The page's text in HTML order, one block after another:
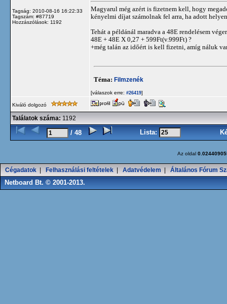
Tagság: 2010-08-16 16:22:33
Tagszám: #87719
Hozzászólások: 1192
Magyarul még azért is fizetnem kell, hogy
kényelmi díjat számolnak fel arra, ha adott
Tehát a példánál maradva a 48E rendelésem
48E + 48E X 0,27 + 599Ft(v.999Ft) ?
+még talán az időért is kell fizetni, amíg náluk
Téma: Filmzenék
[válaszok erre: #26419]
Kiváló dolgozó
Találatok száma: 1192
/ 48 Lista:
Az oldal
Cégadatok Felhasználási feltételek Adatvédelem Általános Fórum
Netboard Bt. © 2001-2013.